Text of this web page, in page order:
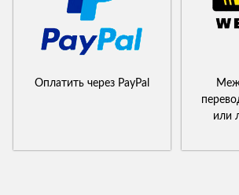
Оплатить через PayPal
или